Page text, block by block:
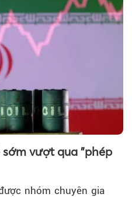
vượt qua "phép
nhóm chuyên gia